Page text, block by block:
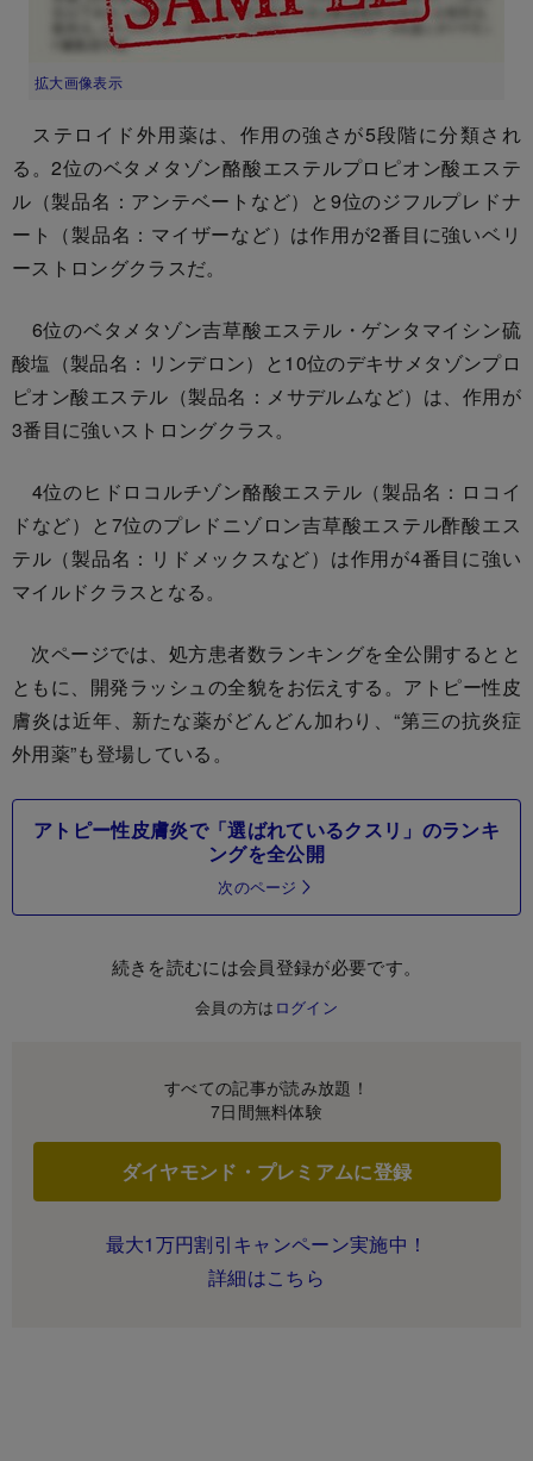
拡大画像表示
ステロイド外用薬は、作用の強さが5段階に分類され
る。2位のベタメタゾン酪酸エステルプロピオン酸エステ
ル（製品名：アンテベートなど）と9位のジフルプレドナ
ート（製品名：マイザーなど）は作用が2番目に強いベリ
ーストロングクラスだ。
6位のベタメタゾン吉草酸エステル・ゲンタマイシン硫
酸塩（製品名：リンデロン）と10位のデキサメタゾンプロ
ピオン酸エステル（製品名：メサデルムなど）は、作用が
3番目に強いストロングクラス。
4位のヒドロコルチゾン酪酸エステル（製品名：ロコイ
ドなど）と7位のプレドニゾロン吉草酸エステル酢酸エス
テル（製品名：リドメックスなど）は作用が4番目に強い
マイルドクラスとなる。
次ページでは、処方患者数ランキングを全公開するとと
ともに、開発ラッシュの全貌をお伝えする。アトピー性皮
膚炎は近年、新たな薬がどんどん加わり、“第三の抗炎症
外用薬”も登場している。
アトピー性皮膚炎で「選ばれているクスリ」のランキ
ングを全公開
次のページ
続きを読むには会員登録が必要です。
会員の方は ログイン
すべての記事が読み放題！
7日間無料体験
ダイヤモンド・プレミアムに登録
最大1万円割引キャンペーン実施中！
詳細はこちら